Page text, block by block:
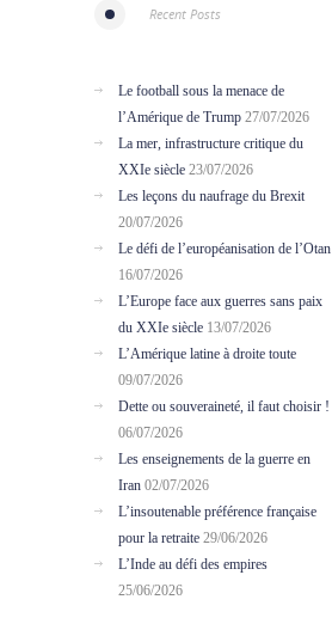
Recent Posts
Le football sous la menace de
l’Amérique de Trump 27/07/2026
La mer, infrastructure critique du
XXIe siècle 23/07/2026
Les leçons du naufrage du Brexit
20/07/2026
Le défi de l’européanisation de l’Otan
16/07/2026
L’Europe face aux guerres sans paix
du XXIe siècle 13/07/2026
L’Amérique latine à droite toute
09/07/2026
Dette ou souveraineté, il faut choisir !
06/07/2026
Les enseignements de la guerre en
Iran 02/07/2026
L’insoutenable préférence française
pour la retraite 29/06/2026
L’Inde au défi des empires
25/06/2026